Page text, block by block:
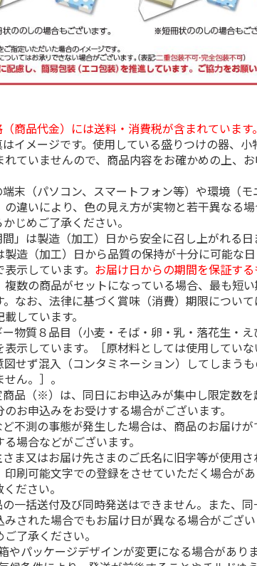
商品代金）には送料・消費税が含まれています。
イメージです。使用している盛りつけの器、小
れていませんので、商品内容をお確かめの上、
末（パソコン、スマートフォン等）や環境（
の違いにより、色の見え方が実物と若干異なる
じめご了承ください。
」は製造（加工）日から安全に召し上がれる日
製造（加工）日から品質の保持が十分に可能な
示しています。 お届け日からの期間を保証す
複数の商品がセットになっている場合、最も短
。なお、法律に基づく賞味（消費）期限につい
しています。
物質８品目（小麦・そば・卵・乳・落花生・え
表示しています。［原材料としては使用してい
図せず混入（コンタミネーション）してしまう
ん。］。
品（※）は、同日にお申込みが集中し限定数を
お申込みをお受けする場合がございます。
不測の事態が発生した場合は、商品のお届け
場合などがございます。
ま又はお届け先さまのご氏名に旧字等が使用
印刷可能文字での登録をさせていただく場合が
ださい。
一括送付及び同時発送はできません。また、
みされた場合でもお届け日が異なる場合がござい
了承ください。
やパッケージデザインが変更になる場合がありま